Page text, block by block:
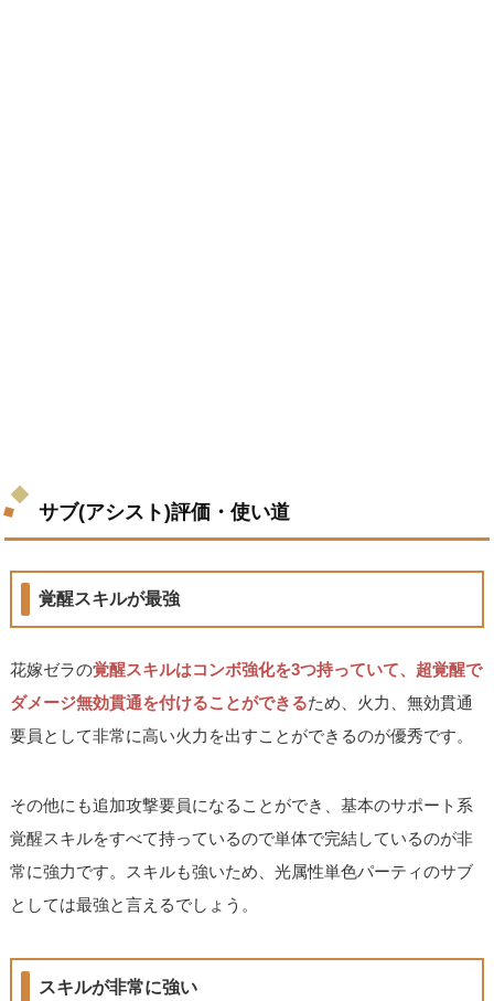
サブ(アシスト)評価・使い道
覚醒スキルが最強
花嫁ゼラの覚醒スキルはコンボ強化を3つ持っていて、超覚醒で
ダメージ無効貫通を付けることができるため、火力、無効貫通
要員として非常に高い火力を出すことができるのが優秀です。
その他にも追加攻撃要員になることができ、基本のサポート系
覚醒スキルをすべて持っているので単体で完結しているのが非
常に強力です。スキルも強いため、光属性単色パーティのサブ
としては最強と言えるでしょう。
スキルが非常に強い